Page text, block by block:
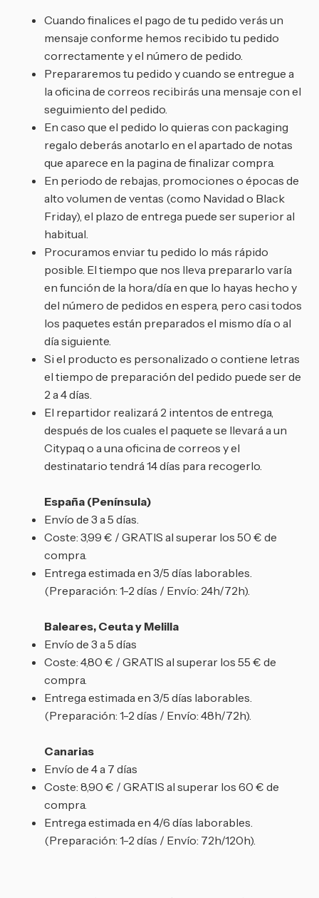
Cuando finalices el pago de tu pedido verás un
mensaje conforme hemos recibido tu pedido
correctamente y el número de pedido.
Prepararemos tu pedido y cuando se entregue a
la oficina de correos recibirás una mensaje con el
seguimiento del pedido.
En caso que el pedido lo quieras con packaging
regalo deberás anotarlo en el apartado de notas
que aparece en la pagina de finalizar compra.
En periodo de rebajas, promociones o épocas de
alto volumen de ventas (como Navidad o Black
Friday), el plazo de entrega puede ser superior al
habitual.
Procuramos enviar tu pedido lo más rápido
posible. El tiempo que nos lleva prepararlo varía
en función de la hora/día en que lo hayas hecho y
del número de pedidos en espera, pero casi todos
los paquetes están preparados el mismo día o al
día siguiente.
Si el producto es personalizado o contiene letras
el tiempo de preparación del pedido puede ser de
2 a 4 días.
El repartidor realizará 2 intentos de entrega,
después de los cuales el paquete se llevará a un
Citypaq o a una oficina de correos y el
destinatario tendrá 14 días para recogerlo.
España (Península)
Envío de 3 a 5 días.
Coste: 3,99 € / GRATIS al superar los 50 € de
compra.
Entrega estimada en 3/5 días laborables.
(Preparación: 1-2 días / Envío: 24h/72h).
Baleares, Ceuta y Melilla
Envío de 3 a 5 días
Coste: 4,80 € / GRATIS al superar los 55 € de
compra.
Entrega estimada en 3/5 días laborables.
(Preparación: 1-2 días / Envío: 48h/72h).
Canarias
Envío de 4 a 7 días
Coste: 8,90 € / GRATIS al superar los 60 € de
compra.
Entrega estimada en 4/6 días laborables.
(Preparación: 1-2 días / Envío: 72h/120h).